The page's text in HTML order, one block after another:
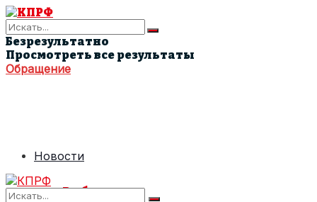
Безрезультатно
Просмотреть все результаты
Обращение
Новости
В области